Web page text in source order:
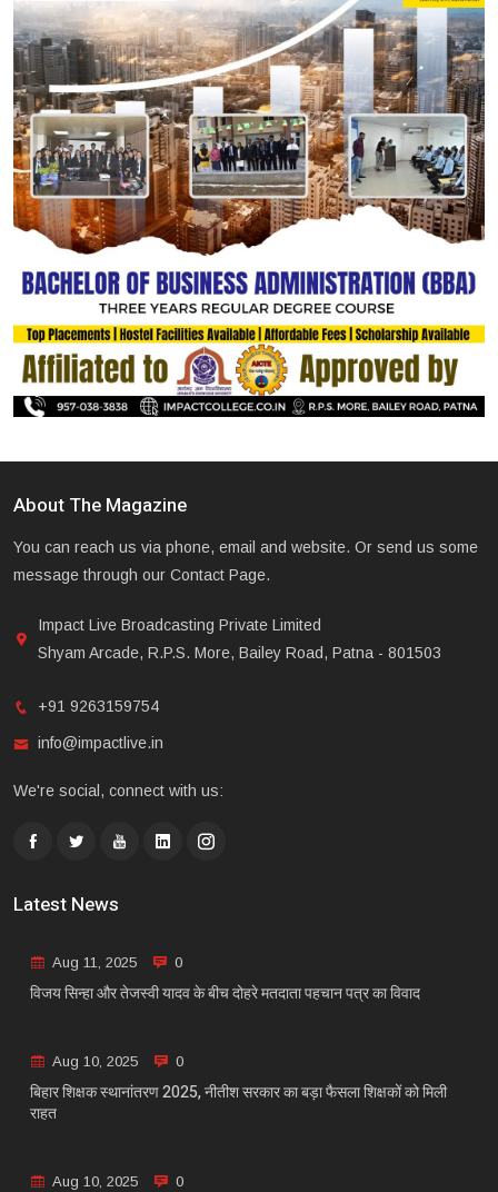
About The Magazine
You can reach us via phone, email and website. Or send us some
message through our Contact Page.
Impact Live Broadcasting Private Limited
Shyam Arcade, R.P.S. More, Bailey Road, Patna - 801503
+91 9263159754
info@impactlive.in
We're social, connect with us:
Latest News
Aug 11, 2025 0
विजय सिन्हा और तेजस्वी यादव के बीच दोहरे मतदाता पहचान पत्र का विवाद
Aug 10, 2025 0
बिहार शिक्षक स्थानांतरण 2025, नीतीश सरकार का बड़ा फैसला शिक्षकों को मिली
राहत
Aug 10, 2025 0